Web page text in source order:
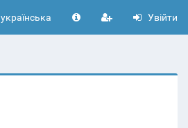
українська Увійти